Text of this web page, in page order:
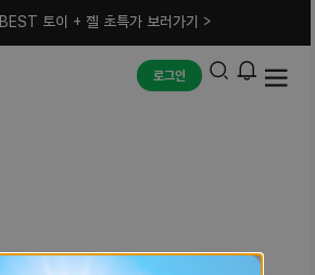
BEST 토이 + 젤 초특가 보러가기 >
로그인